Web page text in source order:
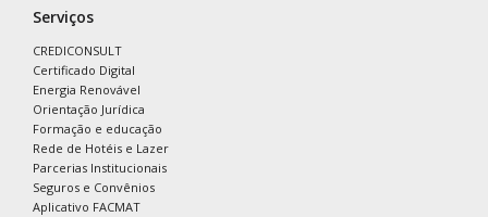
Serviços
CREDICONSULT
Certificado Digital
Energia Renovável
Orientação Jurídica
Formação e educação
Rede de Hotéis e Lazer
Parcerias Institucionais
Seguros e Convênios
Aplicativo FACMAT